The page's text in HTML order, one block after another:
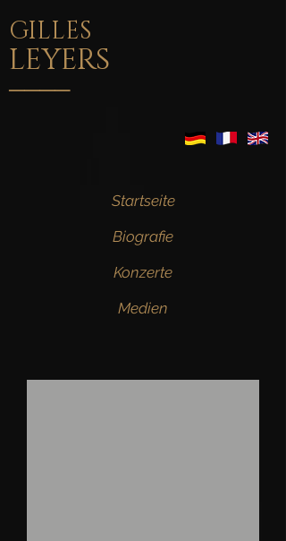
GILLES
LEYERS
____
Startseite
Biografie
Konzerte
Medien